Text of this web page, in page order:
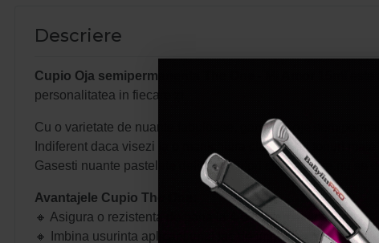
Descriere
Cupio Oja semipermanenta The One - Mi Amor 15ml
personalitatea in fiecare zi.
Cu o varietate de nuante fabuloase, gama de oje
Indiferent daca visezi la o manichiura clasica, cu tonuri
Gasesti nuante pastelate delicate, culori clasice care nu se
Avantajele Cupio The One:
🔸 Asigura o rezistenta de pana la 4-6 saptamani pe unghii.
🔸 Imbina usurinta aplicarii unui lac de unghii cu rezistenta